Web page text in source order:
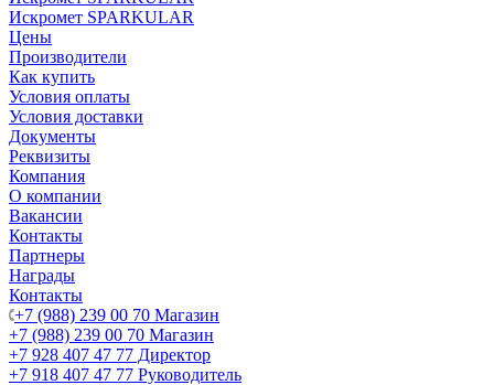
Искромет SPARKULAR
Цены
Производители
Как купить
Условия оплаты
Условия доставки
Документы
Реквизиты
Компания
О компании
Вакансии
Контакты
Партнеры
Награды
Контакты
+7 (988) 239 00 70 Магазин
+7 (988) 239 00 70 Магазин
+7 928 407 47 77 Директор
+7 918 407 47 77 Руководитель